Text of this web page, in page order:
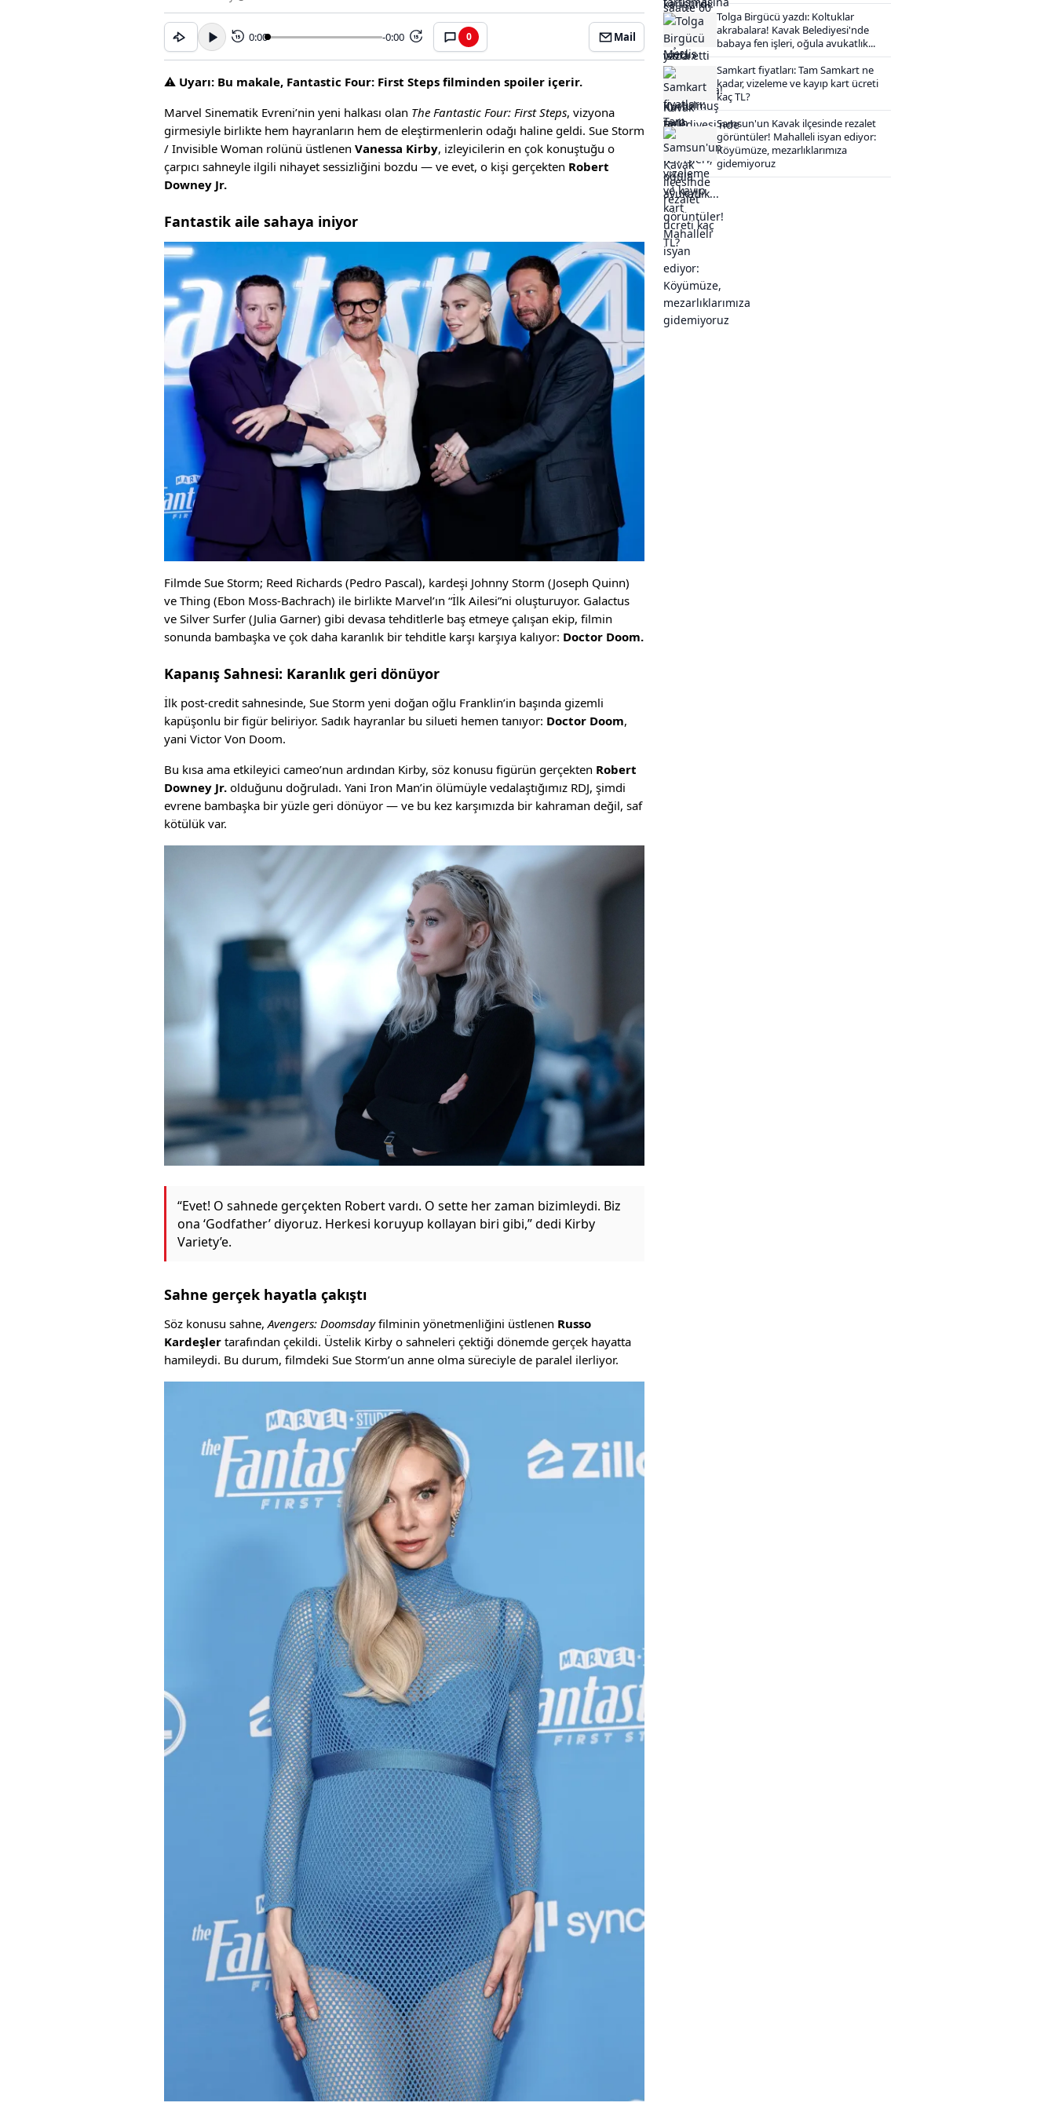
15 0:00 -0:00 15 0 Mail
⚠️ Uyarı: Bu makale, Fantastic Four: First Steps filminden spoiler içerir.
Marvel Sinematik Evreni’nin yeni halkası olan The Fantastic Four: First Steps, vizyona
girmesiyle birlikte hem hayranların hem de eleştirmenlerin odağı haline geldi. Sue Storm
/ Invisible Woman rolünü üstlenen Vanessa Kirby, izleyicilerin en çok konuştuğu o
çarpıcı sahneyle ilgili nihayet sessizliğini bozdu — ve evet, o kişi gerçekten Robert
Downey Jr.
Fantastik aile sahaya iniyor
Filmde Sue Storm; Reed Richards (Pedro Pascal), kardeşi Johnny Storm (Joseph Quinn)
ve Thing (Ebon Moss-Bachrach) ile birlikte Marvel’ın “İlk Ailesi”ni oluşturuyor. Galactus
ve Silver Surfer (Julia Garner) gibi devasa tehditlerle baş etmeye çalışan ekip, filmin
sonunda bambaşka ve çok daha karanlık bir tehditle karşı karşıya kalıyor: Doctor Doom.
Kapanış Sahnesi: Karanlık geri dönüyor
İlk post-credit sahnesinde, Sue Storm yeni doğan oğlu Franklin’in başında gizemli
kapüşonlu bir figür beliriyor. Sadık hayranlar bu silueti hemen tanıyor: Doctor Doom,
yani Victor Von Doom.
Bu kısa ama etkileyici cameo’nun ardından Kirby, söz konusu figürün gerçekten Robert
Downey Jr. olduğunu doğruladı. Yani Iron Man’in ölümüyle vedalaştığımız RDJ, şimdi
evrene bambaşka bir yüzle geri dönüyor — ve bu kez karşımızda bir kahraman değil, saf
kötülük var.
“Evet! O sahnede gerçekten Robert vardı. O sette her zaman bizimleydi. Biz
ona ‘Godfather’ diyoruz. Herkesi koruyup kollayan biri gibi,” dedi Kirby
Variety’e.
Sahne gerçek hayatla çakıştı
Söz konusu sahne, Avengers: Doomsdayfilminin yönetmenliğini üstlenen Russo
Kardeşler tarafından çekildi. Üstelik Kirby o sahneleri çektiği dönemde gerçek hayatta
hamileydi. Bu durum, filmdeki Sue Storm’un anne olma süreciyle de paralel ilerliyor.
Tolga Birgücü yazdı: Koltuklar
akrabalara! Kavak Belediyesi'nde
babaya fen işleri, oğula avukatlık...
Samkart fiyatları: Tam Samkart ne
kadar, vizeleme ve kayıp kart ücreti
kaç TL?
Samsun'un Kavak ilçesinde rezalet
görüntüler! Mahalleli isyan ediyor:
Köyümüze, mezarlıklarımıza
gidemiyoruz